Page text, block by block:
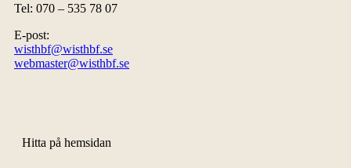
Tel: 070 – 535 78 07
E-post:
wisthbf@wisthbf.se
webmaster@wisthbf.se
Hitta på hemsidan